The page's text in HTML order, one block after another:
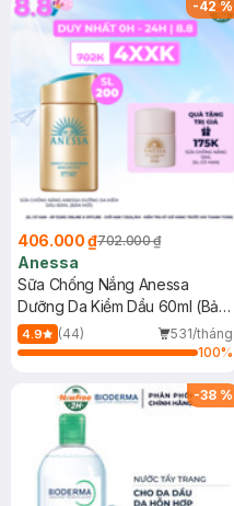
-42%
406.000 ₫702.000 ₫
Anessa
Sữa Chống Nắng Anessa
Dưỡng Da Kiềm Dầu 60ml (Bản
Mới)
4.9 (44)
531/tháng
100%
-38 %